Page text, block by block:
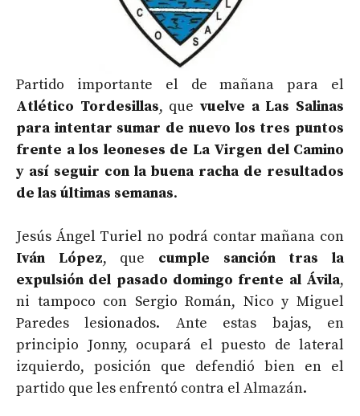
Partido importante el de mañana para el
Atlético Tordesillas, quevuelve a Las Salinas
para intentar sumar de nuevo los tres puntos
frente a los leoneses de La Virgen del Camino
y así seguir con la buena racha de resultados
de las últimas semanas.
Jesús Ángel Turiel no podrá contar mañana con
Iván López, que cumple sanción tras la
expulsión del pasado domingo frente al Ávila,
ni tampoco con Sergio Román, Nico y Miguel
Paredes lesionados. Ante estas bajas, en
principio Jonny, ocupará el puesto de lateral
izquierdo, posición que defendió bien en el
partido que les enfrentó contra el Almazán.